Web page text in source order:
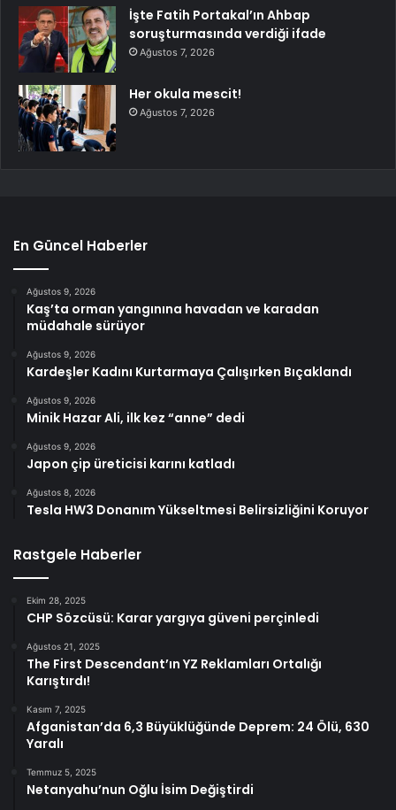
İşte Fatih Portakal’ın Ahbap
soruşturmasında verdiği ifade
Ağustos 7, 2026
Her okula mescit!
Ağustos 7, 2026
En Güncel Haberler
Ağustos 9, 2026
Kaş’ta orman yangınına havadan ve karadan
müdahale sürüyor
Ağustos 9, 2026
Kardeşler Kadını Kurtarmaya Çalışırken Bıçaklandı
Ağustos 9, 2026
Minik Hazar Ali, ilk kez “anne” dedi
Ağustos 9, 2026
Japon çip üreticisi karını katladı
Ağustos 8, 2026
Tesla HW3 Donanım Yükseltmesi Belirsizliğini Koruyor
Rastgele Haberler
Ekim 28, 2025
CHP Sözcüsü: Karar yargıya güveni perçinledi
Ağustos 21, 2025
The First Descendant’ın YZ Reklamları Ortalığı
Karıştırdı!
Kasım 7, 2025
Afganistan’da 6,3 Büyüklüğünde Deprem: 24 Ölü, 630
Yaralı
Temmuz 5, 2025
Netanyahu’nun Oğlu İsim Değiştirdi